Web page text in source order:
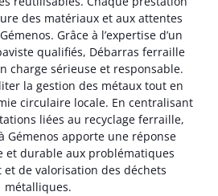
des matériaux et aux attentes
Grâce à l’expertise d’un
qualifiés, Débarras ferraille
charge sérieuse et responsable.
la gestion des métaux tout en
circulaire locale. En centralisant
liées au recyclage ferraille,
Gémenos apporte une réponse
et durable aux problématiques
et de valorisation des déchets
métalliques.